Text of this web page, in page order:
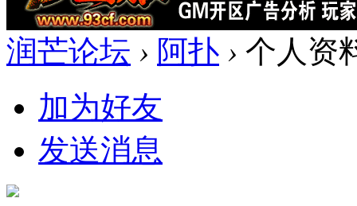
润芒论坛 › 阿扑 › 个人资
加为好友
发送消息